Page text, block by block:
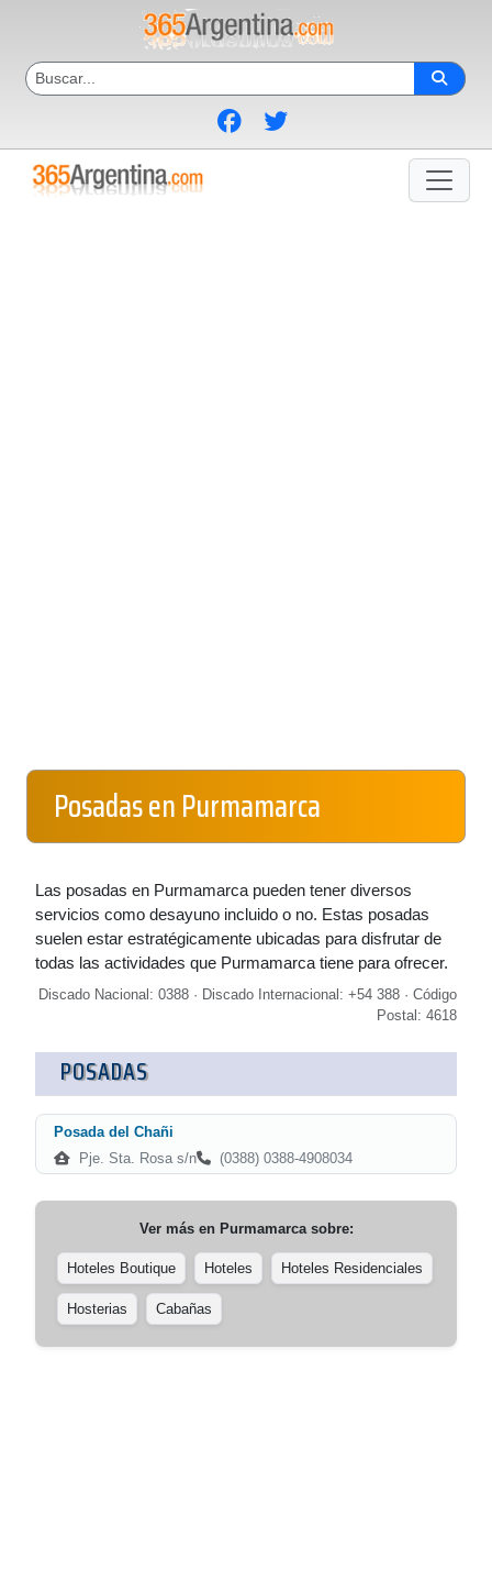
Posadas en Purmamarca
Las posadas en Purmamarca pueden tener diversos
servicios como desayuno incluido o no. Estas posadas
suelen estar estratégicamente ubicadas para disfrutar de
todas las actividades que Purmamarca tiene para ofrecer.
Discado Nacional: 0388 · Discado Internacional: +54 388 · Código
Postal: 4618
POSADAS
Posada del Chañi
Pje. Sta. Rosa s/n
(0388) 0388-4908034
Ver más en Purmamarcasobre:
Hoteles Boutique Hoteles Hoteles Residenciales
Hosterias Cabañas